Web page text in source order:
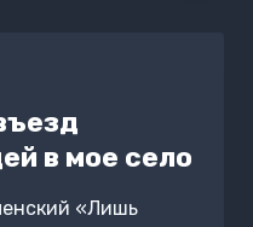
в мое село
«Лишь